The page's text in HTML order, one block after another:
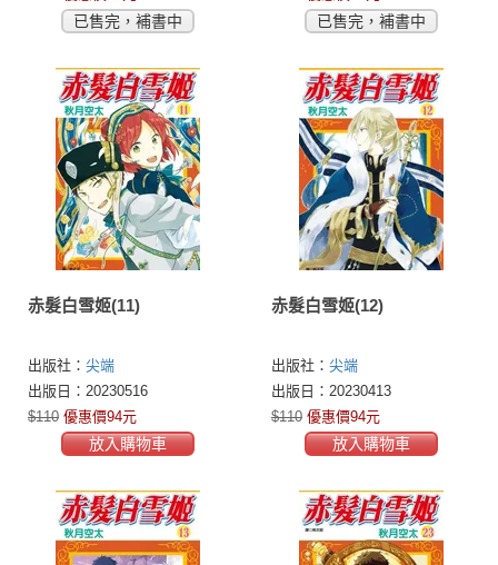
已售完，補書中 已售完，補書中
赤髮白雪姬(11)
出版社： 尖端
出版日：20230516
$110 優惠價94元
放入購物車
赤髮白雪姬(12)
出版社： 尖端
出版日：20230413
$110 優惠價94元
放入購物車